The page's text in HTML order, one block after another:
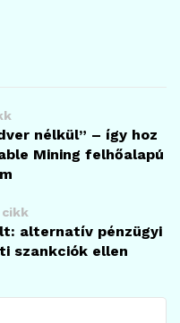
nélkül” – így hoz
Mining felhőalapú
cikk
alternatív pénzügyi
szankciók ellen